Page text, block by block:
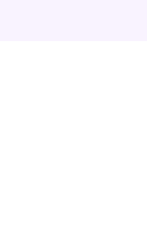
page Instagram